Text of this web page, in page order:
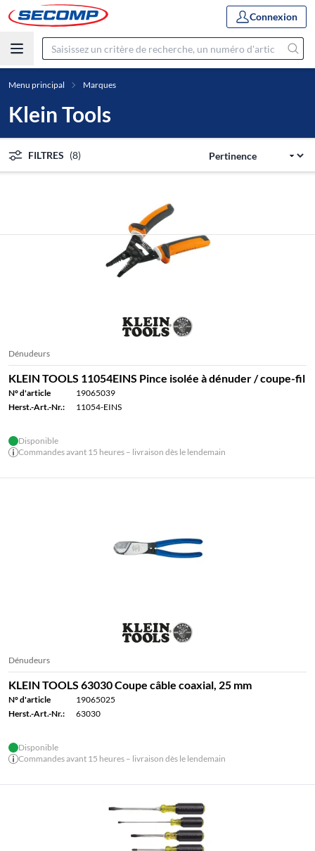
Connexion
Menu principal Marques
Klein Tools
FILTRES (8)
Dénudeurs
KLEIN TOOLS 11054EINS Pince isolée à dénuder / coupe-fil
N° d'article
19065039
Herst.-Art.-Nr.:
11054-EINS
Disponible
Commandes avant 15 heures – livraison dès le lendemain
Dénudeurs
KLEIN TOOLS 63030 Coupe câble coaxial, 25 mm
N° d'article
19065025
Herst.-Art.-Nr.:
63030
Disponible
Commandes avant 15 heures – livraison dès le lendemain